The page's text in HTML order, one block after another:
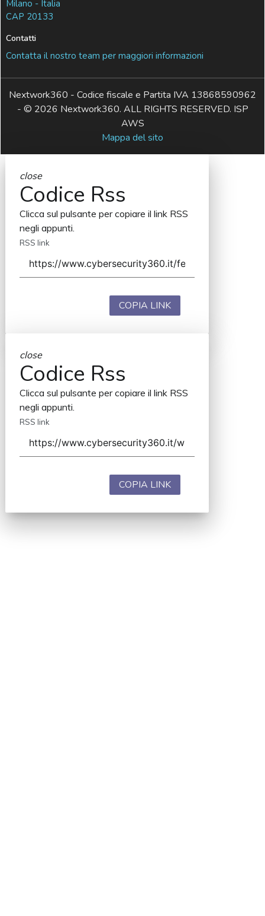
Milano - Italia
CAP 20133
Contatti
Contatta il nostro team per maggiori informazioni
Nextwork360 - Codice fiscale e Partita IVA 13868590962
- © 2026 Nextwork360. ALL RIGHTS RESERVED. ISP
AWS
Mappa del sito
close
Codice Rss
Clicca sul pulsante per copiare il link RSS
negli appunti.
RSS link
COPIA LINK
close
Codice Rss
Clicca sul pulsante per copiare il link RSS
negli appunti.
RSS link
COPIA LINK